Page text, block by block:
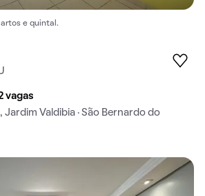
e quintal.
vagas
Jardim Valdibia · São Bernardo do